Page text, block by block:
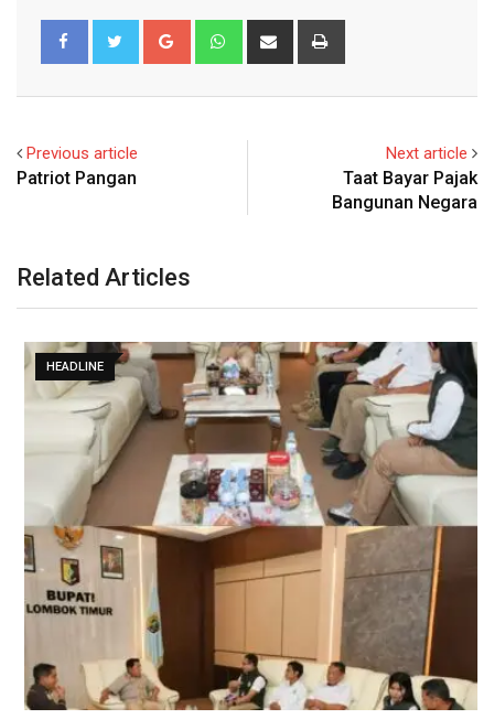
Google+ WhatsappShare
Previous article
Patriot Pangan
Next article
Taat Bayar Pajak
Bangunan Negara
Related Articles
HEADLINE